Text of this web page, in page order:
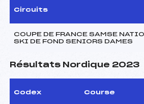
Circuits
COUPE DE FRANCE SAMSE
SKI DE FOND SENIORS DAMES
Résultats Nordique 2023
Codex Course